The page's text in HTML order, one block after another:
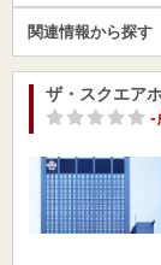
関連情報から探す
ザ・スクエア
-